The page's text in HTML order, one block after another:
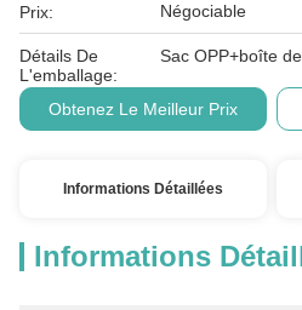
Prix: Négociable
Détails De
L'emballage:
Sac OPP+boîte
Obtenez Le Meilleur Prix
Informations Détaillées
Informations